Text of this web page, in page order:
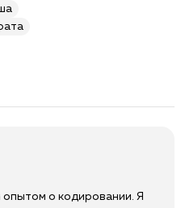
опытом о кодировании. Я